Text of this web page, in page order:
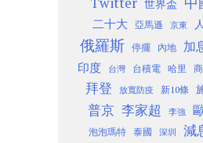
世界盃
二十大 亞馬遜 京東
俄羅斯 停擺 內地 加
印度
台灣 台積電 哈里
拜登 放寬防疫 新10條
普京 李家超 李強
泡泡瑪特 泰國 深圳 減